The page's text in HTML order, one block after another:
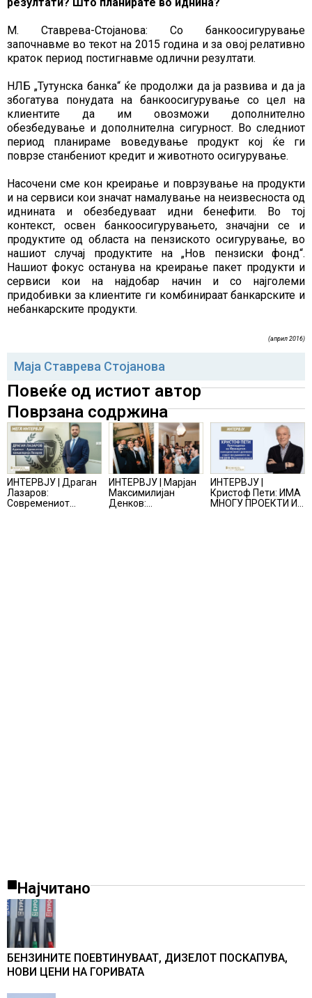
М. Ставрева-Стојанова: Со банкоосигурување
започнавме во текот на 2015 година и за овој релативно
краток период постигнавме одлични резултати.
НЛБ „Тутунска банка“ ќе продолжи да ја развива и да ја
збогатува понудата на банкоосигурување со цел на
клиентите да им овозможи дополнително
обезбедување и дополнителна сигурност. Во следниот
период планираме воведување продукт кој ќе ги
поврзе станбениот кредит и животното осигурување.
Насочени сме кон креирање и поврзување на продукти
и на сервиси кои значат намалување на неизвесноста од
иднината и обезбедуваат идни бенефити. Во тој
контекст, освен банкоосигурувањето, значајни се и
продуктите од областа на пензиското осигурување, во
нашиот случај продуктите на „Нов пензиски фонд“.
Нашиот фокус останува на креирање пакет продукти и
сервиси кои на најдобар начин и со најголеми
придобивки за клиентите ги комбинираат банкарските и
небанкарските продукти.
(април 2016)
Маја Ставрева Стојанова
Повеќе од истиот автор
Поврзана содржина
ИНТЕРВЈУ | Драган
Лазаров:
Современиот
ИНТЕРВЈУ | Марјан
Максимилијан
Денков:
ИНТЕРВЈУ |
Кристоф Пети: ИМА
МНОГУ ПРОЕКТИ И
Најчитано
БЕНЗИНИТЕ ПОЕВТИНУВААТ, ДИЗЕЛОТ ПОСКАПУВА,
НОВИ ЦЕНИ НА ГОРИВАТА